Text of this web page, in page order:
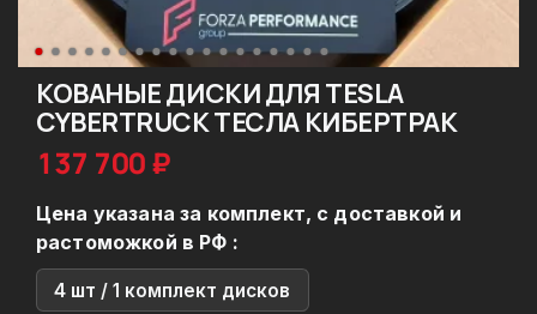
КОВАНЫЕ ДИСКИ ДЛЯ TESLA
CYBERTRUCK ТЕСЛА КИБЕРТРАК
137 700 ₽
Цена указана за комплект, с доставкой и
растоможкой в РФ :
4 шт / 1 комплект дисков